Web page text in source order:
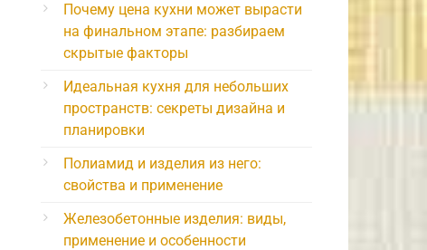
Почему цена кухни может вырасти
на финальном этапе: разбираем
скрытые факторы
Идеальная кухня для небольших
пространств: секреты дизайна и
планировки
Полиамид и изделия из него:
свойства и применение
Железобетонные изделия: виды,
применение и особенности